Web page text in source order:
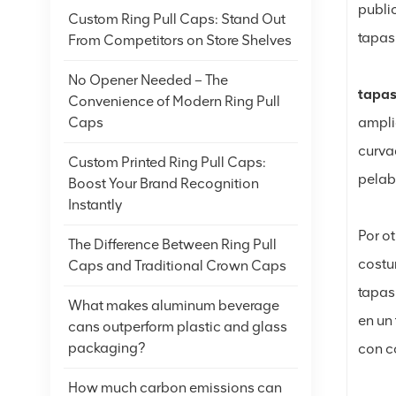
Por
tapas
en
con
Custom Ring Pull Caps: Stand Out
From Competitors on Store Shelves
No Opener Needed – The
Convenience of Modern Ring Pull
Caps
Custom Printed Ring Pull Caps:
Boost Your Brand Recognition
Instantly
The Difference Between Ring Pull
Caps and Traditional Crown Caps
What makes aluminum beverage
cans outperform plastic and glass
packaging?
How much carbon emissions can